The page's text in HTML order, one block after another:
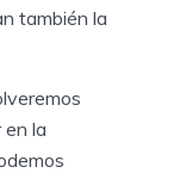
también la
en la